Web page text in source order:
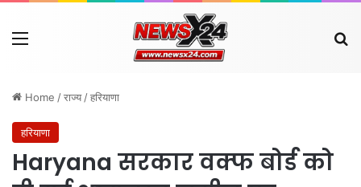
Menu
Home /राज्य /हरियाणा
हरियाणा
Haryana सरकार वक्फ बोर्ड को